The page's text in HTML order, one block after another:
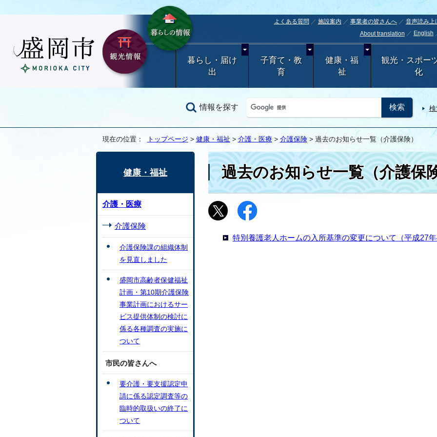
よくある質問 施設案内 事業者の皆さんへ 音声読み上
About translation
English
暮らし・届け
出
子育て・教
育
健康・福
祉
観光・スポー
化
情報を探す
現在の位置： トップページ > 健康・福祉 > 介護・医療 > 介護保険> 過去のお知らせ一覧（介護保険）
過去のお知らせ一覧（介護保険
特別養護老人ホームの入所基準の変更について（平成27年
健康・福祉
介護・医療
介護保険
介護保険課の組織体制
を見直しました
盛岡市高齢者保健福祉
計画・第10期介護保険
事業計画におけるサー
ビス提供体制の検討に
係る各種調査の実施に
ついて
市民の皆さんへ
要介護・要支援認定申
請に係る認定調査等の
臨時的取扱いの終了に
ついて